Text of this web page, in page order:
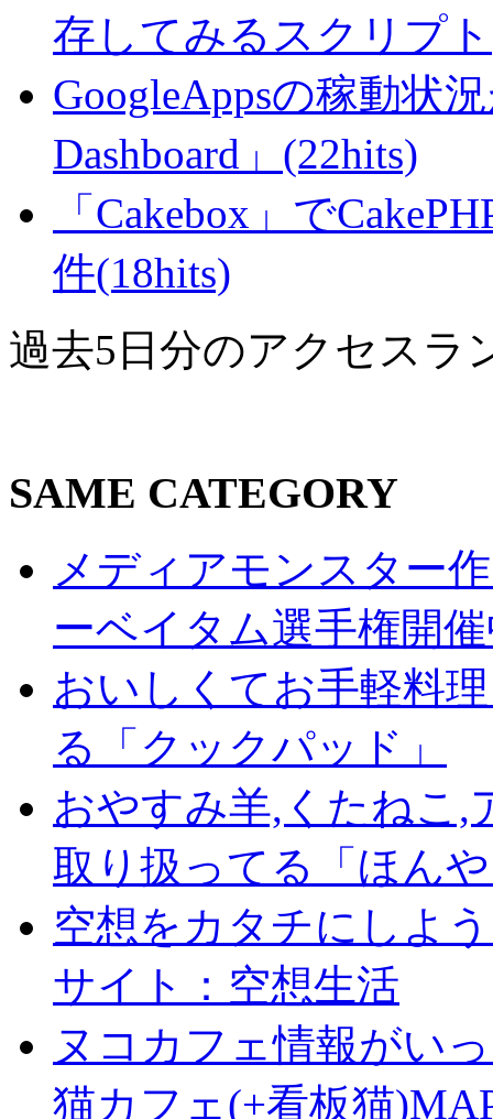
存してみるスクリプ
GoogleAppsの稼動状
Dashboard」(22hits)
「Cakebox」で
件(18hits)
過去5日分のアクセスラ
SAME CATEGORY
メディアモンスター
ーベイタム選手権開
おいしくてお手軽料
る「クックパッド」
おやすみ羊,くたねこ,
取り扱ってる「ほん
空想をカタチにしよ
サイト：空想生活
ヌコカフェ情報がい
猫カフェ(+看板猫